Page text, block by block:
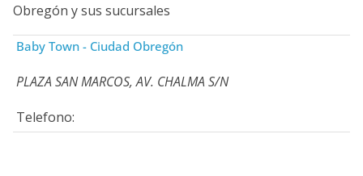
Obregón y sus sucursales
Baby Town - Ciudad Obregón
PLAZA SAN MARCOS, AV. CHALMA S/N
Telefono: